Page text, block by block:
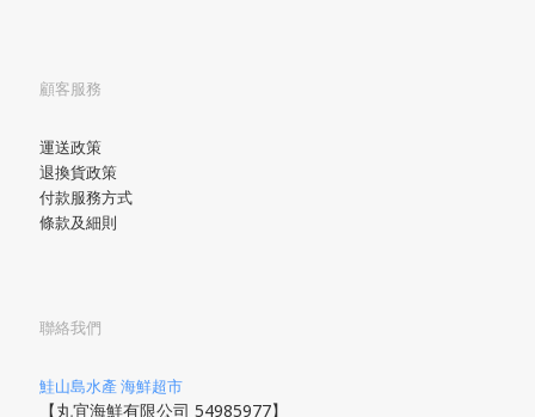
顧客服務
運送政策
退換貨政策
付款服務方式
條款及細則
聯絡我們
鮭山島水產 海鮮超市
【丸宜海鮮有限公司 54985977】